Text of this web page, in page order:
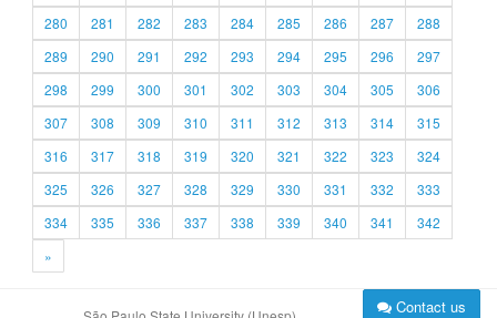
280
281 282 283 284 285 286 287
288
289
290 291 292 293 294 295 296
297
298
299 300 301 302 303 304 305
306
307
308 309 310 311 312 313 314
315
316
317 318 319 320 321 322 323
324
325
326 327 328 329 330 331 332
333
334
335 336 337 338 339 340 341
342
»
Contact us